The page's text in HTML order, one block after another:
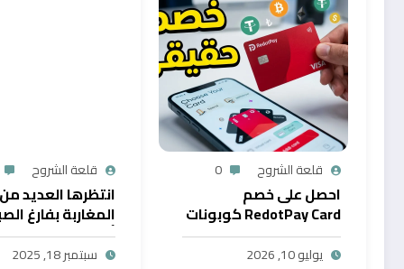
قلعة الشروح 0
احصل على خصم
RedotPay Card كوبونات
حصرية
يوليو 10, 2026
قلعة الشروح
انتظرها العديد من
المغاربة بفارغ
أول خدمة رقمية
سحب الرصيد من
سبتمبر 18, 2025